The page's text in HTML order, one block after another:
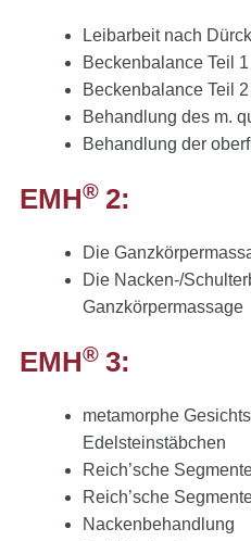
Leibarbeit nach
Beckenbalance Teil 1
Beckenbalance Teil 2
Behandlung des m.
Behandlung der
EMH® 2:
Die
Die Nacken-/
Ganzkörpermassage
EMH® 3:
metamorphe
Edelsteinstäbchen
Reich’sche
Reich’sche
Nackenbehandlung